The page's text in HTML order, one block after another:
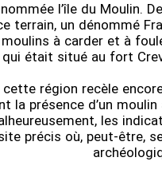
l’île du Moulin.
terrain, un dénommé
à carder et à
qui était situé au fort
région recèle
la présence d’un
les
précis où, peut-être,